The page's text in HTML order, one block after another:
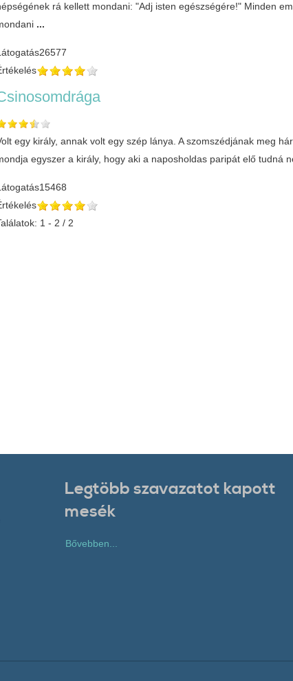
rá kellett mondani: "Adj isten egészségére!" Minden
...
26577
egy király, annak volt egy szép lánya. A szomszédjának meg
egyszer a király, hogy aki a naposholdas paripát elő tudná
15468
1 - 2 / 2
Legtöbb szavazatot kapott
mesék
Bővebben...